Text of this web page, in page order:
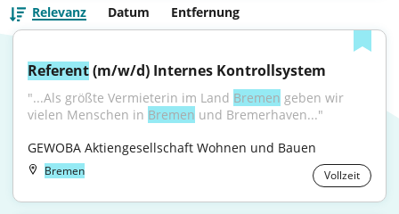
Relevanz Datum Entfernung
Referent (m/w/d) Internes Kontrollsystem
"...Als größte Vermieterin im Land Bremen geben wir
vielen Menschen in Bremen und Bremerhaven..."
GEWOBA Aktiengesellschaft Wohnen und Bauen
Bremen Vollzeit